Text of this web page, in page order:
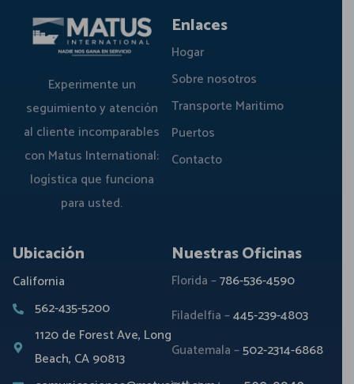
Experimente un
seguimiento y atención
al cliente incomparables
con Matus International:
logística que funciona
para usted.
Enlaces
Hogar
Sobre nosotros
Transporte Maritimo
Puertos
Contacto
Nuestras Oficinas
Florida –786-536-4590
Filadelfia –445-239-4803
Guatemala –502-2314-6868
Ubicación
California
562-435-5200
1120 de Forest Ave, Long
Beach, CA 90813